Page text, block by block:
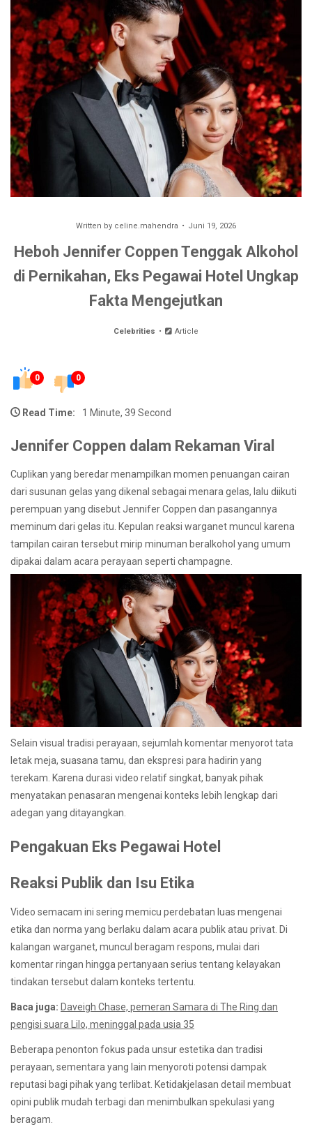
Written by celine.mahendra Juni 19, 2026
Heboh Jennifer Coppen Tenggak Alkohol
di Pernikahan, Eks Pegawai Hotel Ungkap
Fakta Mengejutkan
Celebrities Article
0 0
Read Time: 1 Minute, 39 Second
Jennifer Coppen dalam Rekaman Viral
Cuplikan yang beredar menampilkan momen penuangan cairan
dari susunan gelas yang dikenal sebagai menara gelas, lalu diikuti
perempuan yang disebut Jennifer Coppen dan pasangannya
meminum dari gelas itu. Kepulan reaksi warganet muncul karena
tampilan cairan tersebut mirip minuman beralkohol yang umum
dipakai dalam acara perayaan seperti champagne.
Selain visual tradisi perayaan, sejumlah komentar menyorot tata
letak meja, suasana tamu, dan ekspresi para hadirin yang
terekam. Karena durasi video relatif singkat, banyak pihak
menyatakan penasaran mengenai konteks lebih lengkap dari
adegan yang ditayangkan.
Pengakuan Eks Pegawai Hotel
Reaksi Publik dan Isu Etika
Video semacam ini sering memicu perdebatan luas mengenai
etika dan norma yang berlaku dalam acara publik atau privat. Di
kalangan warganet, muncul beragam respons, mulai dari
komentar ringan hingga pertanyaan serius tentang kelayakan
tindakan tersebut dalam konteks tertentu.
Baca juga: Daveigh Chase, pemeran Samara di The Ring dan
pengisi suara Lilo, meninggal pada usia 35
Beberapa penonton fokus pada unsur estetika dan tradisi
perayaan, sementara yang lain menyoroti potensi dampak
reputasi bagi pihak yang terlibat. Ketidakjelasan detail membuat
opini publik mudah terbagi dan menimbulkan spekulasi yang
beragam.